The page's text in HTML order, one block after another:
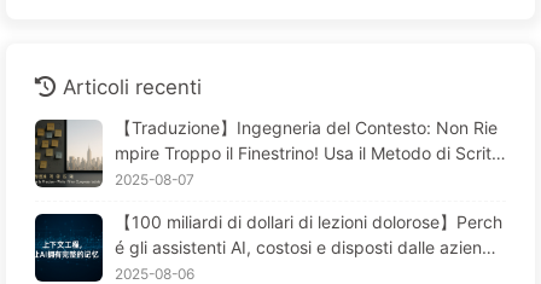
Articoli recenti
【Traduzione】Ingegneria del Contesto: Non Rie
mpire Troppo il Finestrino! Usa il Metodo di Scritt
ura e Filtraggio in Quattro Fasi, Fai Attenzione alla
more Fuori dalla Finestra—Impara Piano Piano l'AI
170
2025-08-07
【100 miliardi di dollari di lezioni dolorose】Perch
é gli assistenti AI, costosi e disposti dalle aziend
e, "perdono la memoria" nei momenti cruciali, me
2025-08-06